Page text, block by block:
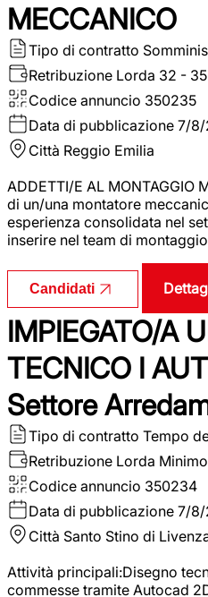
MECCANICO
Tipo di contratto
Retribuzione Lorda 32 -
Codice annuncio 350235
Data di pubblicazione 7/8/
Città Reggio Emilia
ADDETTI/E AL MONTAGGIO
di un/una montatore
esperienza consolidata nel
inserire nel team di
Candidati
IMPIEGATO/A
TECNICO I
Settore
Tipo di contratto Tempo
Retribuzione Lorda
Codice annuncio 350234
Data di pubblicazione 7/8/
Città Santo Stino di
Attività principali:Disegno
commesse tramite Autocad